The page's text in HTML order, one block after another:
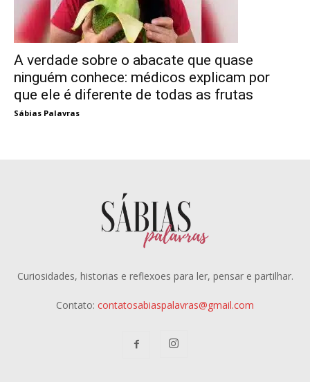
A verdade sobre o abacate que quase
ninguém conhece: médicos explicam por
que ele é diferente de todas as frutas
Sábias Palavras
Curiosidades, historias e reflexoes para ler, pensar e partilhar.
Contato: contatosabiaspalavras@gmail.com